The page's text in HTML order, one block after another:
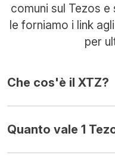
comuni sul Tezos e
le forniamo i link
per
Che cos'è il XTZ?
Quanto vale 1